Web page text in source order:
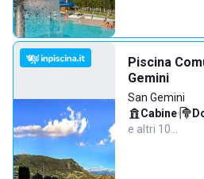
Piscina
Gemini
San Gemini
Cabine·
e altri 10…